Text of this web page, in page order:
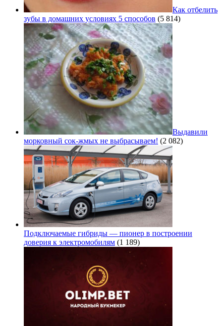
Как отбелить
зубы в домашних условиях 5 способов (5 814)
Выдавили
морковный сок-жмых не выбрасываем! (2 082)
Подключаемые гибриды — пионер в построении
доверия к электромобилям (1 189)